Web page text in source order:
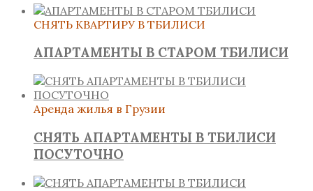
СНЯТЬ КВАРТИРУ В ТБИЛИСИ
АПАРТАМЕНТЫ В СТАРОМ ТБИЛИСИ
Аренда жилья в Грузии
СНЯТЬ АПАРТАМЕНТЫ В ТБИЛИСИ
ПОСУТОЧНО